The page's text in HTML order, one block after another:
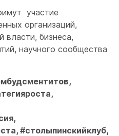
участие
организаций,
власти, бизнеса,
научного сообщества
#столыпинскийклуб,